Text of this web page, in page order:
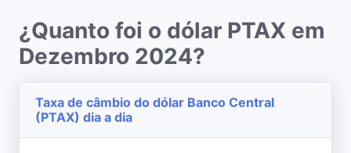
¿Quanto foi o dólar PTAX em
Dezembro 2024?
Taxa de câmbio do dólar Banco Central
(PTAX) dia a dia